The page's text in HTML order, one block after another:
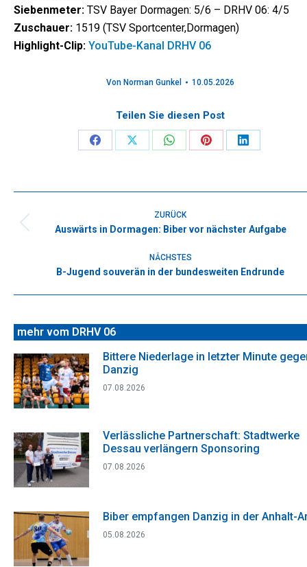
Siebenmeter: TSV Bayer Dormagen: 5/6 – DRHV 06: 4/5
Zuschauer: 1519 (TSV Sportcenter,Dormagen)
Highlight-Clip: YouTube-Kanal DRHV 06
Von Norman Gunkel 10.05.2026
Teilen Sie diesen Post
Share
Facebook
Share
X
Share
WhatsApp
Share
Pinterest
Share
LinkedIn
ZURÜCK
Vorheriger
Auswärts in Dormagen: Biber vor nächster Aufgabe
NÄCHSTES
Nächster
B-Jugend souverän in der bundesweiten Endrunde
mehr vom DRHV 06
Bittere Niederlage in letzter Minute
Danzig
07.08.2026
Verlässliche Partnerschaft: Stadtwerke
Dessau verlängern Sponsoring
07.08.2026
Biber empfangen Danzig in der Anhalt-
05.08.2026